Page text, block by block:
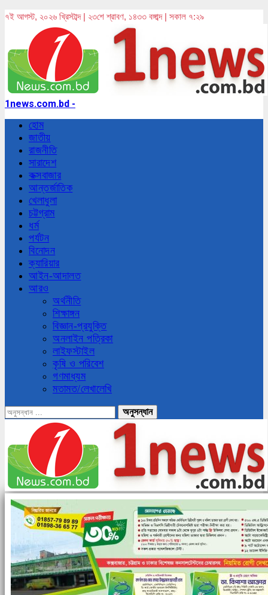
৭ই আগস্ট, ২০২৬ খ্রিস্টাব্দ | ২৩শে শ্রাবণ, ১৪৩৩ বঙ্গাব্দ | সকাল ৭:২৯
1news.com.bd -
হোম
জাতীয়
রাজনীতি
সারাদেশ
কক্সবাজার
আন্তর্জাতিক
খেলাধুলা
চট্টগ্রাম
ধর্ম
পর্যটন
বিনোদন
ক্যারিয়ার
আইন-আদালত
আরও
অর্থনীতি
শিক্ষাঙ্গন
বিজ্ঞান-প্রযুক্তি
অনলাইন পত্রিকা
লাইফস্টাইল
কৃষি ও পরিবেশ
গণমাধ্যম
মতামত/লেখালেখি